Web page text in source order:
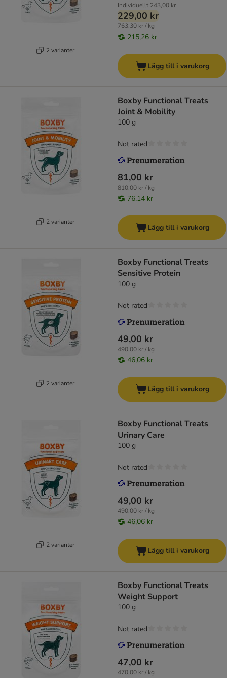
2 varianter
Individuellt 243,00 kr
229,00 kr
763,30 kr / kg
215,26 kr
Lägg till i varukorg
2 varianter
Boxby Functional Treats
Joint & Mobility
100 g
81,00 kr
810,00 kr / kg
76,14 kr
Not rated
Lägg till i varukorg
2 varianter
Boxby Functional Treats
Sensitive Protein
100 g
49,00 kr
490,00 kr / kg
46,06 kr
Not rated
Lägg till i varukorg
2 varianter
Boxby Functional Treats
Urinary Care
100 g
49,00 kr
490,00 kr / kg
46,06 kr
Not rated
Lägg till i varukorg
Boxby Functional Treats
Weight Support
100 g
47,00 kr
470,00 kr / kg
Not rated